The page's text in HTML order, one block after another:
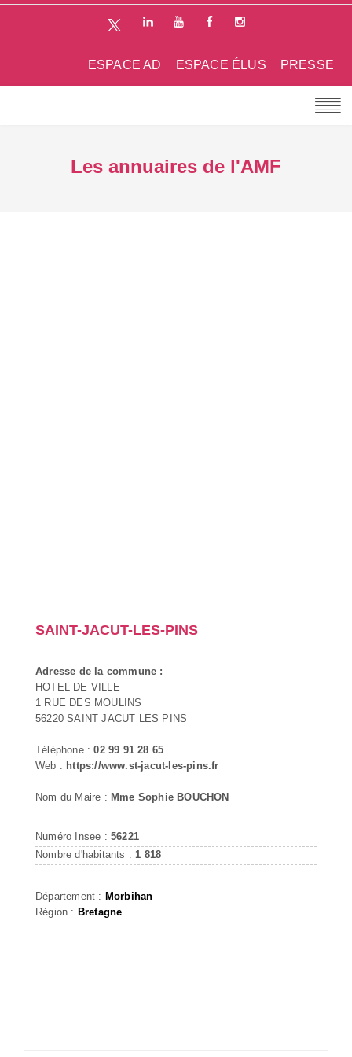
PRESSE
ESPACE ÉLUS
ESPACE AD
Les annuaires de l'AMF
SAINT-JACUT-LES-PINS
Adresse de la commune :
HOTEL DE VILLE
1 RUE DES MOULINS
56220 SAINT JACUT LES PINS
Téléphone :02 99 91 28 65
Web : https://www.st-jacut-les-pins.fr
Nom du Maire : Mme Sophie BOUCHON
Numéro Insee : 56221
Nombre d'habitants : 1 818
Département : Morbihan
Région : Bretagne